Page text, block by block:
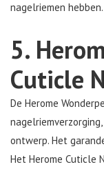
nagelriemen hebben.
5.
Cuticle
De Herome
ontwerp. Het
Het Herome Cuticle